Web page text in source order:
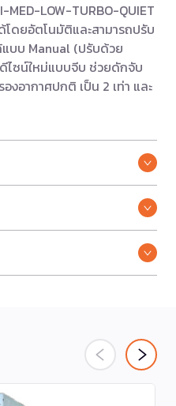
LOW-TURBO-QUIET
โดยอัตโนมัติและสามารถปรับ
แบบ Manual (ปรับด้วย
ไซน์ใหม่แบบจีบ ช่วยดักจับ
งอากาศปกติ เป็น 2 เท่า และ